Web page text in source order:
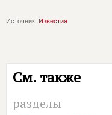
Источник: Известия
См. также
разделы